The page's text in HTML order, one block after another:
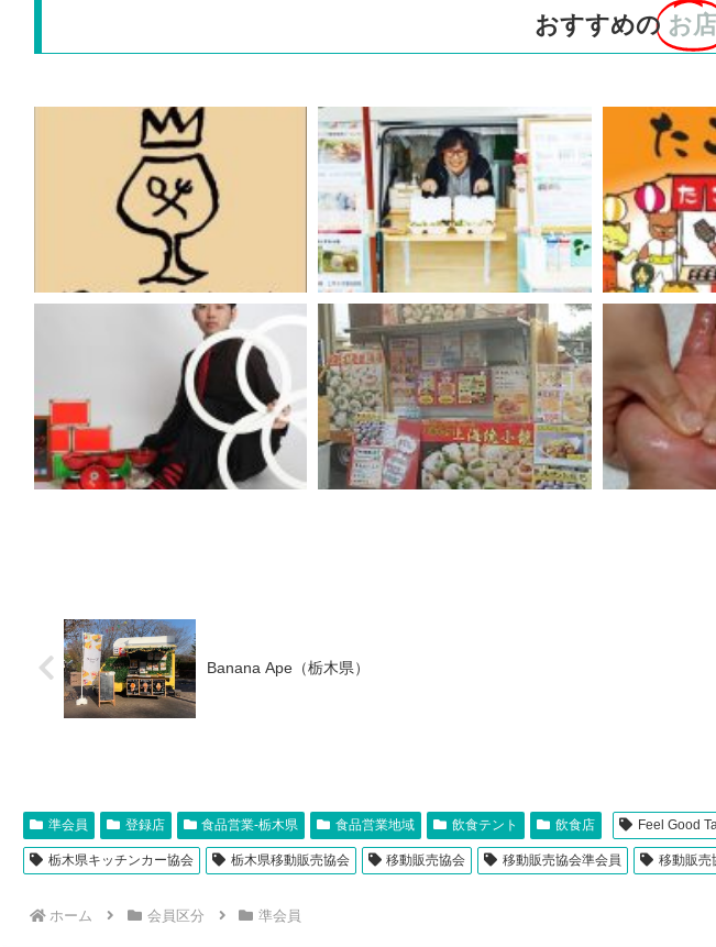
おすすめの お店
Banana Ape（栃木県）
準会員 登録店 食品営業-栃木県 食品営業地域 飲食テント 飲食店 Feel Good
栃木県キッチンカー協会 栃木県移動販売協会 移動販売協会 移動販売協会準会員 移動販売
ホーム 会員区分 準会員